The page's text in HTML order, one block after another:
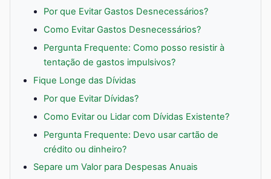
Por que Evitar Gastos Desnecessários?
Como Evitar Gastos Desnecessários?
Pergunta Frequente: Como posso resistir à
tentação de gastos impulsivos?
Fique Longe das Dívidas
Por que Evitar Dívidas?
Como Evitar ou Lidar com Dívidas Existente?
Pergunta Frequente: Devo usar cartão de
crédito ou dinheiro?
Separe um Valor para Despesas Anuais